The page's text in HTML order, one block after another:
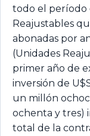
todo el período
Reajustables
abonadas por
(Unidades
primer año de
inversión de
un millón
ochenta y tres)
total de la